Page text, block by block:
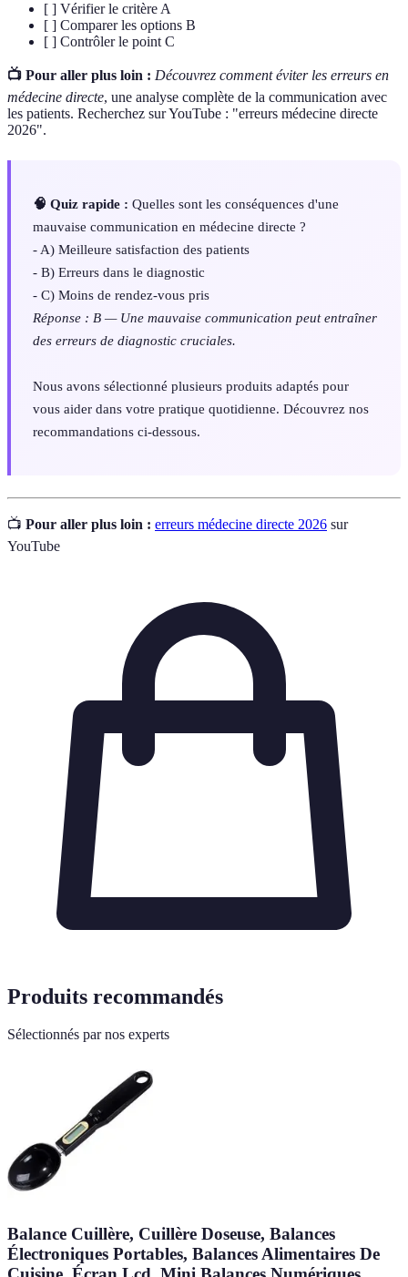
[ ] Vérifier le critère A
[ ] Comparer les options B
[ ] Contrôler le point C
📺 Pour aller plus loin : Découvrez comment éviter les erreurs en
médecine directe, une analyse complète de la communication avec
les patients. Recherchez sur YouTube : "erreurs médecine directe
2026".
🧠 Quiz rapide : Quelles sont les conséquences d'une
mauvaise communication en médecine directe ?
- A) Meilleure satisfaction des patients
- B) Erreurs dans le diagnostic
- C) Moins de rendez-vous pris
Réponse : B — Une mauvaise communication peut entraîner
des erreurs de diagnostic cruciales.
Nous avons sélectionné plusieurs produits adaptés pour
vous aider dans votre pratique quotidienne. Découvrez nos
recommandations ci-dessous.
📺 Pour aller plus loin : erreurs médecine directe 2026 sur
YouTube
Produits recommandés
Sélectionnés par nos experts
Balance Cuillère, Cuillère Doseuse, Balances
Électroniques Portables, Balances Alimentaires De